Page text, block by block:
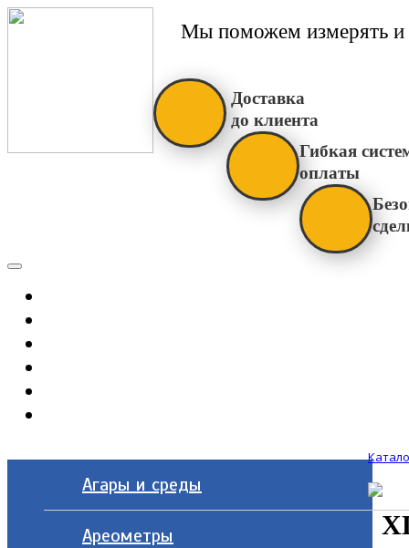
Мы поможем измерять и
Доставка
до клиента
Гибкая
оплаты
Агары и среды
Ареометры